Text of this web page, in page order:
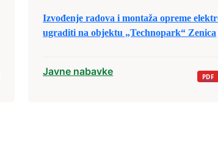
Izvođenje radova i montaža opreme
ugraditi na objektu „Technopark“ Zenica
Javne nabavke